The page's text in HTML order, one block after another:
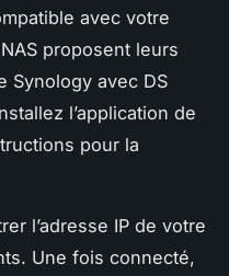
avec votre
proposent leurs
Synology avec DS
l’application de
pour la
l’adresse IP de votre
Une fois connecté,